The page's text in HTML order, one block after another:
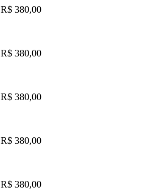
R$ 380,00
R$ 380,00
R$ 380,00
R$ 380,00
R$ 380,00